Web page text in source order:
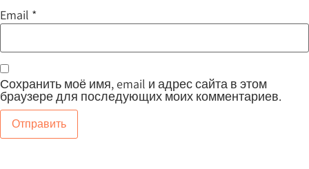
Email *
Сохранить моё имя, email и адрес сайта в этом
браузере для последующих моих комментариев.